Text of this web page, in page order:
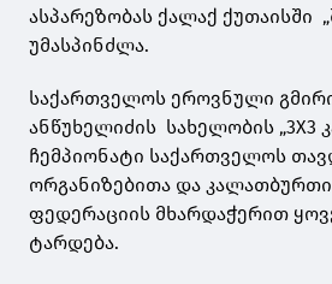
ასპარეზობას ქალაქ ქუთაისში
უმასპინძლა.
საქართველოს ეროვნული
ანწუხელიძის სახელობის „3X3
ჩემპიონატი საქართველოს
ორგანიზებითა და
ფედერაციის მხარდაჭერით
ტარდება.